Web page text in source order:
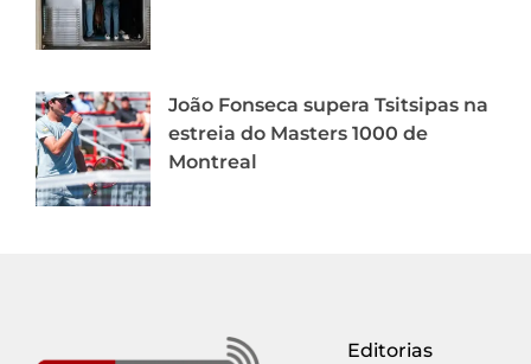
João Fonseca supera Tsitsipas na
estreia do Masters 1000 de
Montreal
Editorias